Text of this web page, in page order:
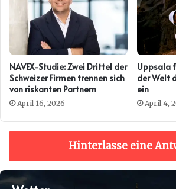
NAVEX-Studie: Zwei Drittel der
Schweizer Firmen trennen sich
von riskanten Partnern
April 16, 2026
Uppsala
der Welt
ein
April 4,
Hinterlasse eine